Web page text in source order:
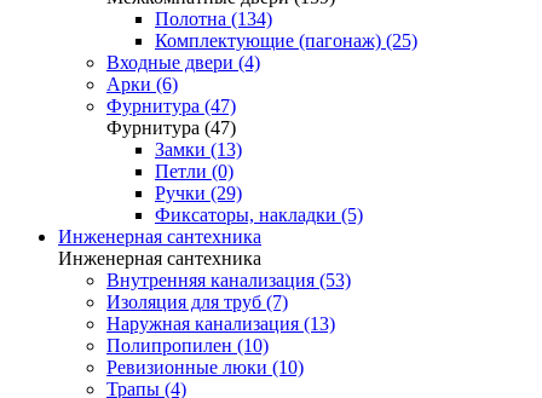
Полотна (134)
Комплектующие (пагонаж) (25)
Входные двери (4)
Арки (6)
Фурнитура (47)
Фурнитура (47)
Замки (13)
Петли (0)
Ручки (29)
Фиксаторы, накладки (5)
Инженерная сантехника
Инженерная сантехника
Внутренняя канализация (53)
Изоляция для труб (7)
Наружная канализация (13)
Полипропилен (10)
Ревизионные люки (10)
Трапы (4)